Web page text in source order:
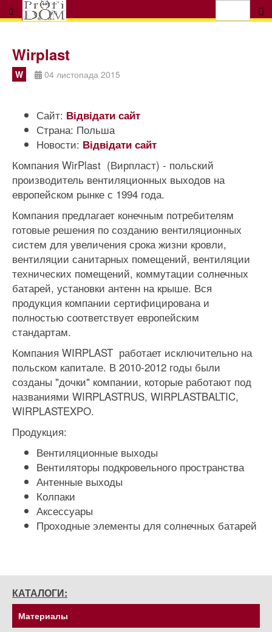
Wirplast
W 04 листопада 2015
Сайт: Відвідати сайт
Страна: Польша
Новости: Відвідати сайт
Компания WirPlast (Вирпласт) - польский
производитель вентиляционных выходов на
европейском рынке с 1994 года.
Компания предлагает конечным потребителям
готовые решения по созданию вентиляционных
систем для увеличения срока жизни кровли,
вентиляции санитарных помещений, вентиляции
технических помещений, коммутации солнечных
батарей, установки антенн на крыше. Вся
продукция компании сертифицирована и
полностью соответствует европейским
стандартам.
Компания WIRPLAST работает исключительно на
польском капитале. В 2010-2012 годы были
созданы "дочки" компании, которые работают под
названиями WIRPLASTRUS, WIRPLASTBALTIC,
WIRPLASTEXPO.
Продукция:
Вентиляционные выходы
Вентиляторы подкровельного пространства
Антенные выходы
Колпаки
Аксессуары
Проходные элементы для солнечных батарей
КАТАЛОГИ:
Материалы